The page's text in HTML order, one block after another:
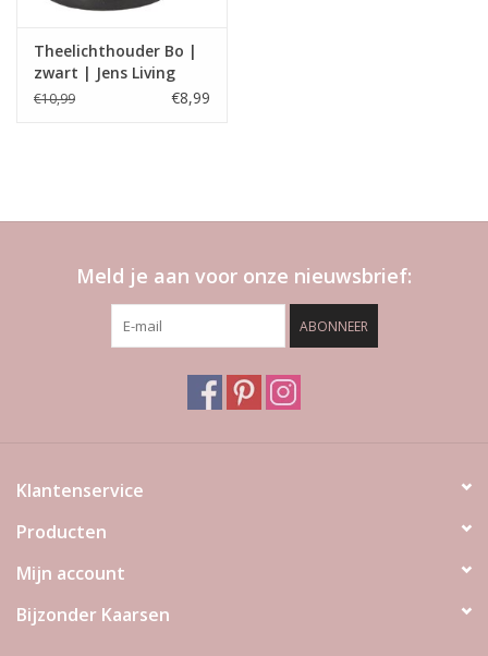
Merken
Theelichthouder Bo |
zwart | Jens Living
€10,99 €8,99
Meld je aan voor onze nieuwsbrief:
ABONNEER
Klantenservice
Producten
Mijn account
Bijzonder Kaarsen